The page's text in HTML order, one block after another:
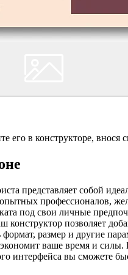
его в конструкторе, внося
представляет собой
профессионалов,
под свои личные
конструктор позволяет
формат, размер и другие
ваше время и
интерфейса вы сможете